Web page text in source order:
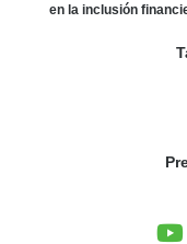
Preguntas
en la inclusión